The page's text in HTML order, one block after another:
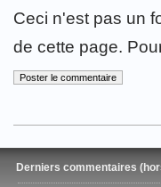
Ceci n'est pas un
de cette page.
Derniers commentaires